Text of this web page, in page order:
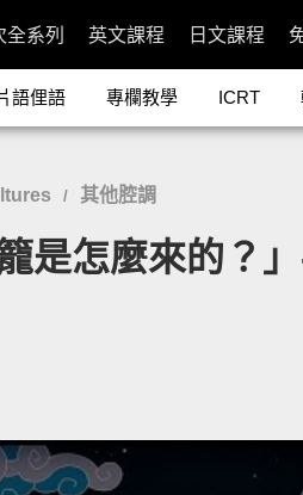
系列 英文課程 日文課程
語俚語 專欄教學 ICRT
/ 其他腔調
籠是怎麼來的